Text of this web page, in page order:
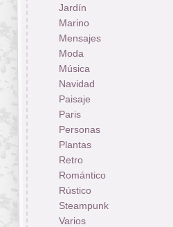
Jardín
Marino
Mensajes
Moda
Música
Navidad
Paisaje
Paris
Personas
Plantas
Retro
Romántico
Rústico
Steampunk
Varios